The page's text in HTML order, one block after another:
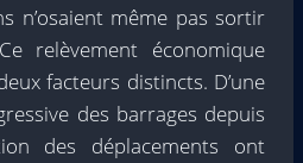
n’osaient même pas sortir
relèvement économique
facteurs distincts. D’une
des barrages depuis
des déplacements ont